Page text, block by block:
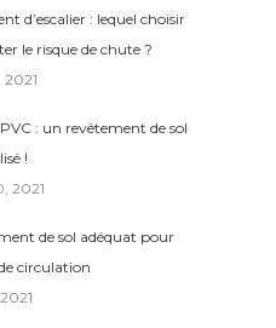
d’escalier : lequel choisir
le risque de chute ?
2021
: un revêtement de sol
!
2021
de sol adéquat pour
circulation